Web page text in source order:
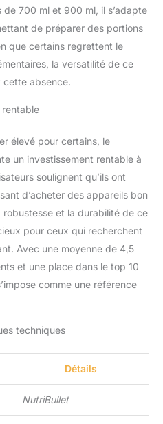
700 ml et 900 ml, il s’adapte
de préparer des portions
que certains regrettent le
la versatilité de ce
cette absence.
rentable
élevé pour certains, le
un investissement rentable à
soulignent qu’ils ont
d’acheter des appareils bon
et la durabilité de ce
pour ceux qui recherchent
Avec une moyenne de 4,5
et une place dans le top 10
comme une référence
techniques
Détails
NutriBullet